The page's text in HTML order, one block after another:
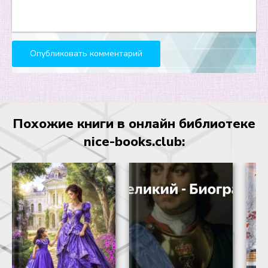
Похожие книги в онлайн библиотеке
nice-books.club: